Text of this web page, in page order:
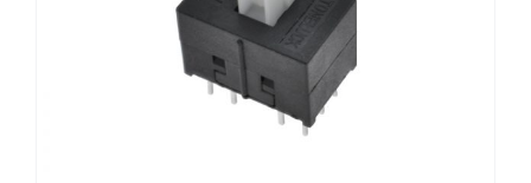
Interruptor de botão de pressão
quadrado com trava, atuador reto de
PCB de 6,5 mm